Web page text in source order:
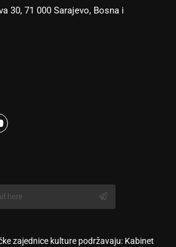
30, 71 000 Sarajevo, Bosna i
zajednice kulture podržavaju: Kabinet